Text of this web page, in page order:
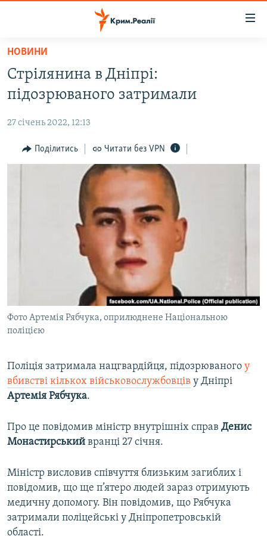
Перейти
основного
матеріалу
до
навігації
Перейти
ВОДА.КРИМ
ВІДЕО ТА ФОТО
ПОЛІТИКА
БЛОГИ
СПЕЦПРОЕКТИ
ВІДЕОУРОКИ «ELIFBE»
СВІДЧЕННЯ ОКУПАЦІЇ
УКРАЇНСЬКА ПРОБЛЕМА КРИМУ
ЯК ОБІЙТИ БЛОКУВАННЯ
Qırımtatar
Усі сайти RFE/RL
НОВИНИ
Стрілянина в Дніпрі:
підозрюваного затримали
27 січень 2022, 12:13
Поділитись Читати без VPN
Фото Артемія Рябчука, оприлюднене Національною
поліцією
Поліція затримала нацгвардійця, підозрюваного у
вбивстві кількох військовослужбовців у Дніпрі
Артемія Рябчука.
Про це повідомив міністр внутрішніх справ Денис
Монастирський вранці 27 січня.
Міністр висловив співчуття близьким загиблих і
повідомив, що ще п’ятеро людей зараз отримують
медичну допомогу. Він повідомив, що Рябчука
затримали поліцейські у Дніпропетровській
області.